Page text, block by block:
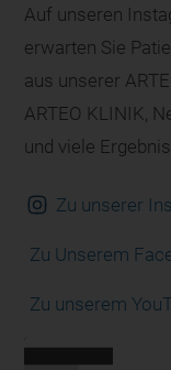
Auf unseren
erwarten Sie
aus unserer
ARTEO KLINIK,
und viele
Zu unserer
Zu Unserem
Zu unserem